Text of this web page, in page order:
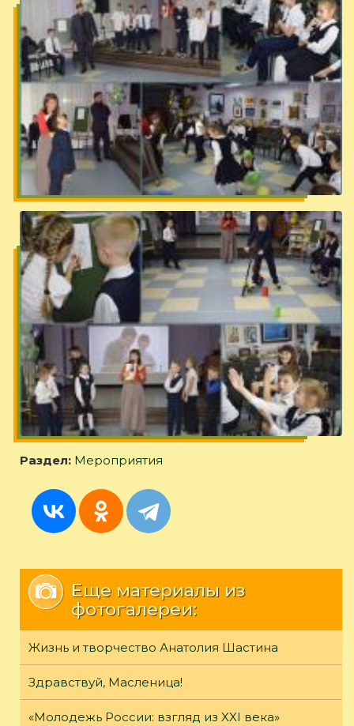
Раздел: Мероприятия
Еще материалы из
фотогалереи:
Жизнь и творчество Анатолия Шастина
Здравствуй, Масленица!
«Молодежь России: взгляд из XXI века»